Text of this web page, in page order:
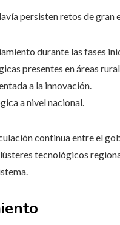
persisten retos de gran
durante las fases
presentes en áreas
a la innovación.
a nivel nacional.
continua entre el
tecnológicos